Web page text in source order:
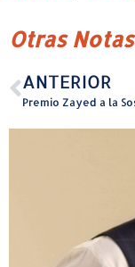
Otras Notas
ANTERIOR